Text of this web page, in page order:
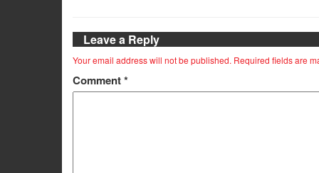
Leave a Reply
Your email address will not be published. Required fields are
Comment*